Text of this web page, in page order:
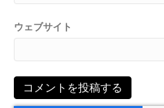
ウェブサイト